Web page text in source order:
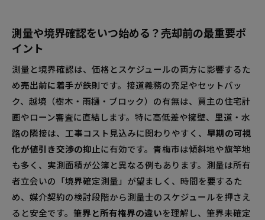
現実
優先度の考え方
青梅市古民家物件は現状渡しでも大丈夫？解
体・補修・耐震の判断軸
相場はどう決まる？土地・戸建て・マンション
の基礎と周辺市比較
売却前の役所・現地チェック項目は？失敗を避
ける実務リスト
青梅市中古物件の買い手が重視するポイント
は？内覧対策の勘所
測量や境界確認をいつ始める？売却前の最重要ポ
イント
測量と境界確認は、価格とスケジュールの両方に影響するた
め売出前に着手が鉄則です。接道義務の充足やセットバッ
ク、越境（樹木・雨樋・ブロック）の有無は、買主の住宅計
画やローン審査に直結します。特に高低差や擁壁、里道・水
路の隣接は、工事コスト見込みに関わりやすく、 早期の可視
化が値引き交渉の抑止に有効です。青梅市は傾斜地や旗竿地
も多く、実測面積が公簿と異なる例もあります。測量は所有
者立会いの「境界確定測量」が望ましく、時間を要するた
め、媒介契約の検討段階から測量士のスケジュールを押さえ
ると安全です。 筆界と所有権界の違いを理解し、筆界未確定